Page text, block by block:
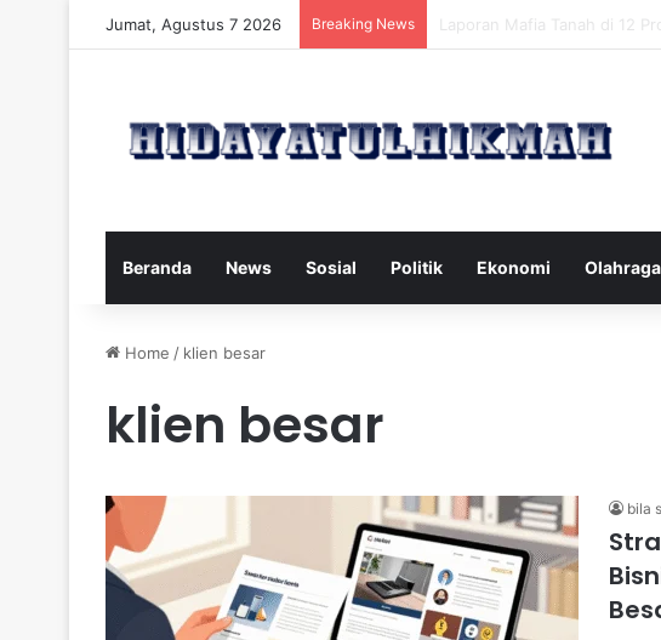
Jumat, Agustus 7 2026 Breaking News Mengatasi Dampak Pikiran
Beranda News Sosial Politik Ekonomi Olahraga
Home / klien besar
klien besar
bila